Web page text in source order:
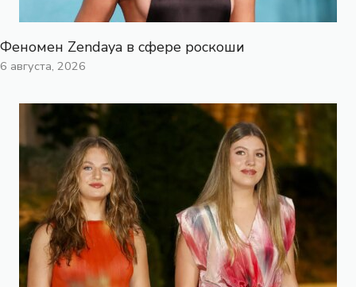
Феномен Zendaya в сфере роскоши
6 августа, 2026